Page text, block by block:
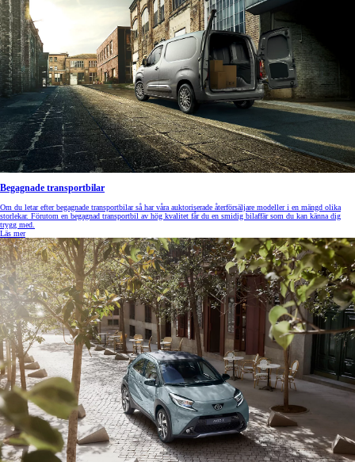
Begagnade transportbilar
Om du letar efter begagnade transportbilar så har våra auktoriserade återförsäljare modeller i en mängd olika
storlekar. Förutom en begagnad transportbil av hög kvalitet får du en smidig bilaffär som du kan känna dig
trygg med.
Läs mer